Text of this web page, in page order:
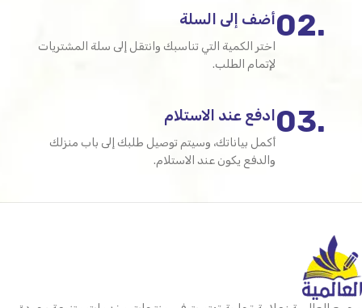
.02 أضف إلى السلة
اختر الكمية التي تناسبك وانتقل إلى سلة المشتريات
لإتمام الطلب.
.03 ادفع عند الاستلام
أكمل بياناتك، وسيتم توصيل طلبك إلى باب منزلك
والدفع يكون عند الاستلام.